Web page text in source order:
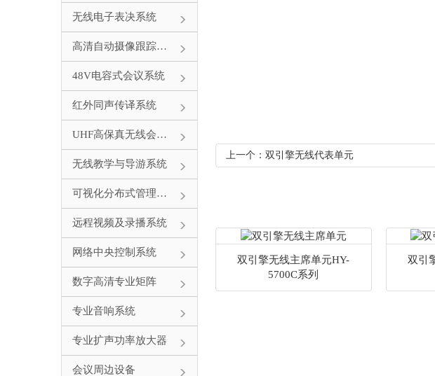
无线电子表决系统
高清自动摄像跟踪系统
48V电容式会议系统
红外同声传译系统
UHF高保真无线会议系统
无线教学与导游系统
可视化分布式管理系统
远程视频及录播系统
网络中央控制系统
数字高清专业矩阵
专业音响系统
专业扩声功率放大器
会议周边设备
上一个：双引擎无线代表单元
双引擎无线主席单元HY-
5700C系列
双引